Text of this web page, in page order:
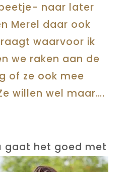
naar later
Merel daar ook
waarvoor ik
we raken aan de
of ze ook mee
willen wel maar….
gaat het goed met